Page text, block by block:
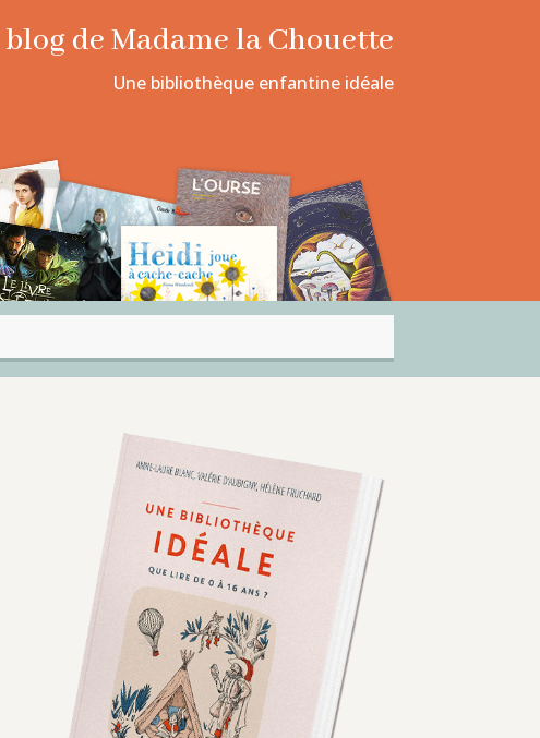
de Madame la Chouette
Une bibliothèque enfantine idéale